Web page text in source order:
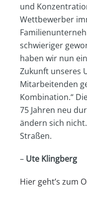
und
Wettbewerber
schwieriger
haben wir nun
Zukunft unseres
Mitarbeitenden
Kombination.“
75 Jahren neu
ändern sich
Straßen.
– Ute Klingberg
Hier geht’s zum